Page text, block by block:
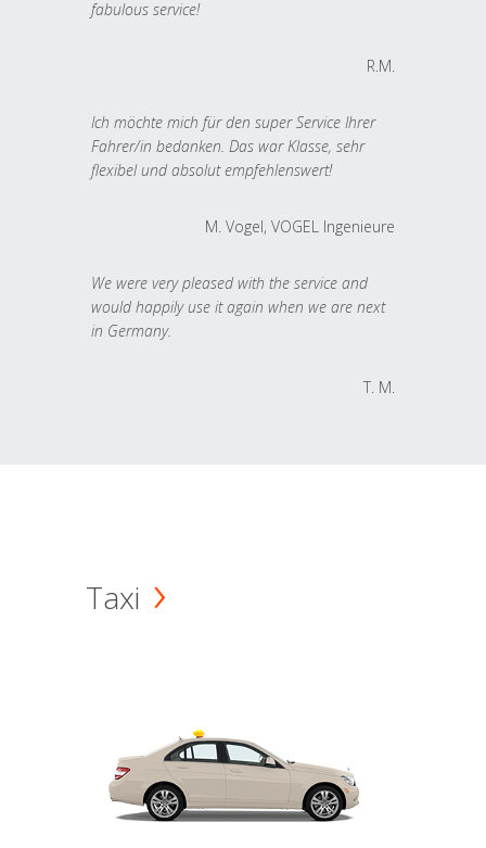
fabulous service!
R.M.
Ich möchte mich für den super Service Ihrer
Fahrer/in bedanken. Das war Klasse, sehr
flexibel und absolut empfehlenswert!
M. Vogel, VOGEL Ingenieure
We were very pleased with the service and
would happily use it again when we are next
in Germany.
T. M.
Taxi